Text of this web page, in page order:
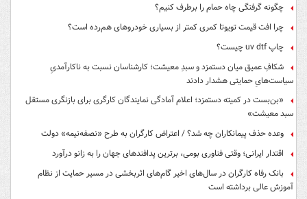
چگونه گرفتگی چاه حمام را برطرف کنیم؟
چرا افت قیمت تویوتا کمری کمتر از بسیاری خودروهای هم‌رده است؟
چاپ uv dtf چیست؟
شکافِ عمیق میان دستمزد و سبدِ معیشت؛ کارشناسان نسبت به ناکارآمدیِ
سیاست‌هایِ حمایتی هشدار دادند
«بن‌بست در کمیته دستمزد؛ اعلام آمادگی نمایندگان کارگری برای بازنگری مستقل
سبد معیشت»
وعده حذف پیمانکاران چه شد؟ / اعتراض کارگران به طرح «نصفه‌نیمه» دولت
اقتدار ایرانی؛ وقتی فناوری بومی، برترین پدافندهای جهان را به زانو درآورد
بانک رفاه کارگران در سال‌های اخیر گام‌های اثربخشی در مسیر حمایت از نظام
آموزش عالی برداشته است